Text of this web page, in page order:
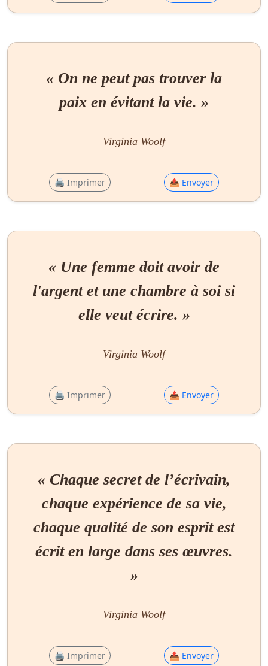
« On ne peut pas trouver la
paix en évitant la vie. »
Virginia Woolf
🖨 Imprimer 📤 Envoyer
« Une femme doit avoir de
l'argent et une chambre à soi si
elle veut écrire. »
Virginia Woolf
🖨 Imprimer 📤 Envoyer
« Chaque secret de l’écrivain,
chaque expérience de sa vie,
chaque qualité de son esprit est
écrit en large dans ses œuvres.
»
Virginia Woolf
🖨 Imprimer 📤 Envoyer